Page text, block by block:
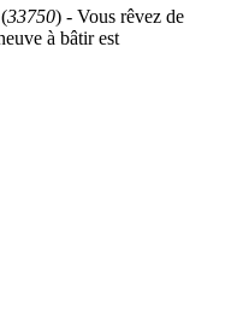
(33750) - Vous rêvez de
à bâtir est